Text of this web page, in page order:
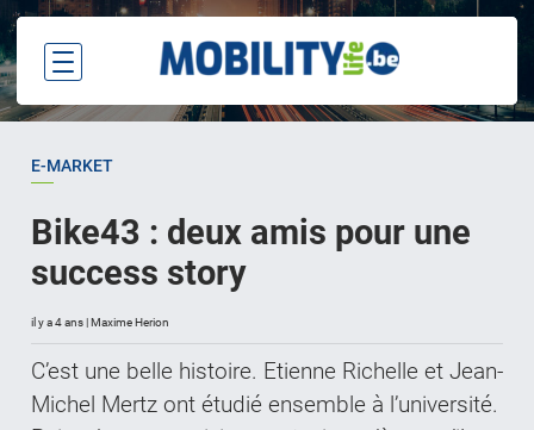
E-MARKET
Bike43 : deux amis pour une
success story
il y a 4 ans | Maxime Herion
C’est une belle histoire. Etienne Richelle et Jean-
Michel Mertz ont étudié ensemble à l’université.